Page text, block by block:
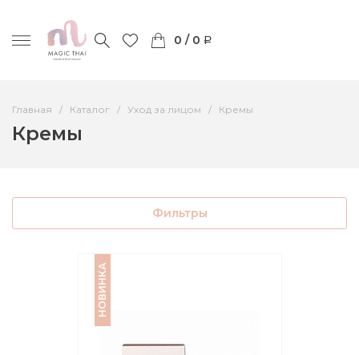
0 / 0
Главная Каталог Уход за лицом Кремы
Кремы
Фильтры
НОВИНКА